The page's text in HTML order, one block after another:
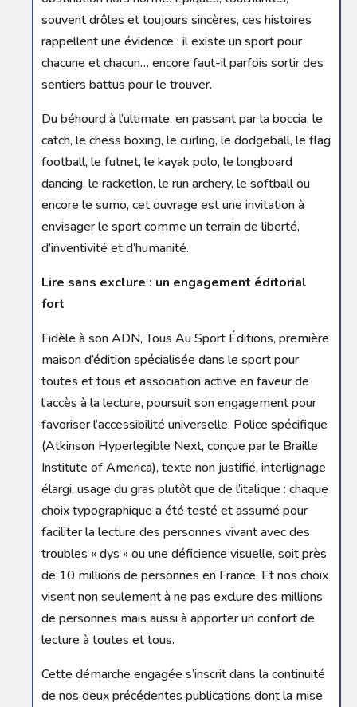
souvent drôles et toujours sincères, ces histoires
rappellent une évidence : il existe un sport pour
chacune et chacun… encore faut-il parfois sortir des
sentiers battus pour le trouver.
Du béhourd à l’ultimate, en passant par la boccia, le
catch, le chess boxing, le curling, le dodgeball, le flag
football, le futnet, le kayak polo, le longboard
dancing, le racketlon, le run archery, le softball ou
encore le sumo, cet ouvrage est une invitation à
envisager le sport comme un terrain de liberté,
d’inventivité et d’humanité.
Lire sans exclure : un engagement éditorial
fort
Fidèle à son ADN, Tous Au Sport Éditions, première
maison d’édition spécialisée dans le sport pour
toutes et tous et association active en faveur de
l’accès à la lecture, poursuit son engagement pour
favoriser l’accessibilité universelle. Police spécifique
(Atkinson Hyperlegible Next, conçue par le Braille
Institute of America), texte non justifié, interlignage
élargi, usage du gras plutôt que de l’italique : chaque
choix typographique a été testé et assumé pour
faciliter la lecture des personnes vivant avec des
troubles « dys » ou une déficience visuelle, soit près
de 10 millions de personnes en France. Et nos choix
visent non seulement à ne pas exclure des millions
de personnes mais aussi à apporter un confort de
lecture à toutes et tous.
Cette démarche engagée s’inscrit dans la continuité
de nos deux précédentes publications dont la mise